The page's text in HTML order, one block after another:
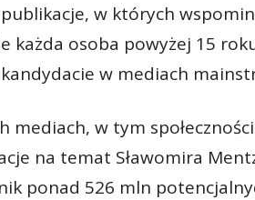
w których
każda osoba powyżej 15
w mediach
mediach, w tym
na temat Sławomira
ponad 526 mln